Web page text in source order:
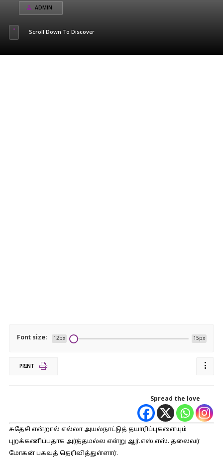
ADMIN
Scroll Down To Discover
Font size: 12px 15px
PRINT
Spread the love
சுதேசி என்றால் எல்லா அயல்நாட்டுத் தயாரிப்புகளையும்
புறக்கணிப்பதாக அர்த்தமல்ல என்று ஆர்.எஸ்.எஸ். தலைவர்
மோகன் பகவத் தெரிவித்துள்ளார்.